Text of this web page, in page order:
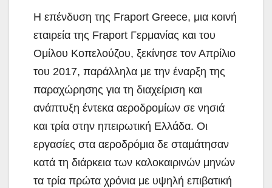
Η επένδυση της Fraport Greece, μια κοινή
εταιρεία της Fraport Γερμανίας και του
Ομίλου Κοπελούζου, ξεκίνησε τον Απρίλιο
του 2017, παράλληλα με την έναρξη της
παραχώρησης για τη διαχείριση και
ανάπτυξη έντεκα αεροδρομίων σε νησιά
και τρία στην ηπειρωτική Ελλάδα. Οι
εργασίες στα αεροδρόμια δε σταμάτησαν
κατά τη διάρκεια των καλοκαιρινών μηνών
τα τρία πρώτα χρόνια με υψηλή επιβατική